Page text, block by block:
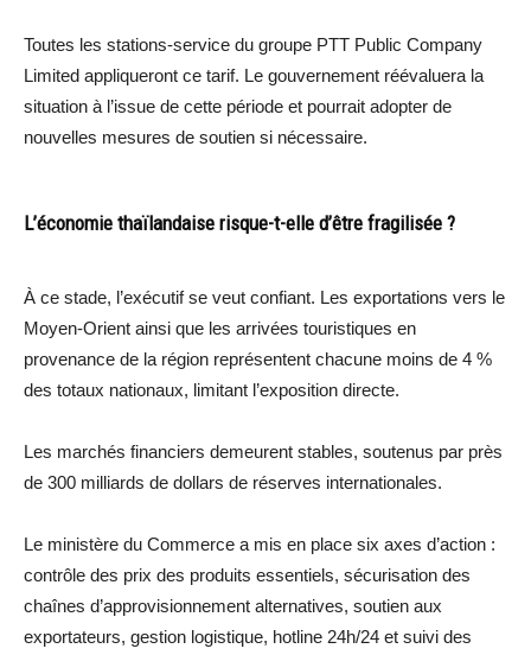
Toutes les stations-service du groupe PTT Public Company
Limited appliqueront ce tarif. Le gouvernement réévaluera la
situation à l’issue de cette période et pourrait adopter de
nouvelles mesures de soutien si nécessaire.
L’économie thaïlandaise risque-t-elle d’être fragilisée ?
À ce stade, l’exécutif se veut confiant. Les exportations vers le
Moyen-Orient ainsi que les arrivées touristiques en
provenance de la région représentent chacune moins de 4 %
des totaux nationaux, limitant l’exposition directe.
Les marchés financiers demeurent stables, soutenus par près
de 300 milliards de dollars de réserves internationales.
Le ministère du Commerce a mis en place six axes d’action :
contrôle des prix des produits essentiels, sécurisation des
chaînes d’approvisionnement alternatives, soutien aux
exportateurs, gestion logistique, hotline 24h/24 et suivi des